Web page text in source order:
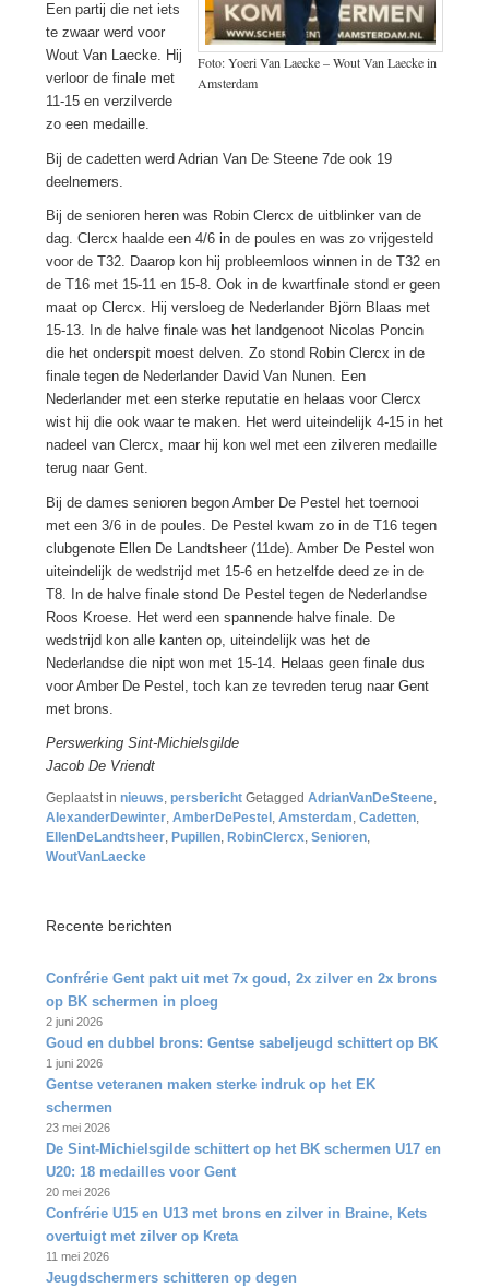
Foto: Yoeri Van Laecke – Wout Van Laecke in
Amsterdam
Een partij die net iets
te zwaar werd voor
Wout Van Laecke. Hij
verloor de finale met
11-15 en verzilverde
zo een medaille.
Bij de cadetten werd Adrian Van De Steene 7de ook 19
deelnemers.
Bij de senioren heren was Robin Clercx de uitblinker van de
dag. Clercx haalde een 4/6 in de poules en was zo vrijgesteld
voor de T32. Daarop kon hij probleemloos winnen in de T32 en
de T16 met 15-11 en 15-8. Ook in de kwartfinale stond er geen
maat op Clercx. Hij versloeg de Nederlander Björn Blaas met
15-13. In de halve finale was het landgenoot Nicolas Poncin
die het onderspit moest delven. Zo stond Robin Clercx in de
finale tegen de Nederlander David Van Nunen. Een
Nederlander met een sterke reputatie en helaas voor Clercx
wist hij die ook waar te maken. Het werd uiteindelijk 4-15 in het
nadeel van Clercx, maar hij kon wel met een zilveren medaille
terug naar Gent.
Bij de dames senioren begon Amber De Pestel het toernooi
met een 3/6 in de poules. De Pestel kwam zo in de T16 tegen
clubgenote Ellen De Landtsheer (11de). Amber De Pestel won
uiteindelijk de wedstrijd met 15-6 en hetzelfde deed ze in de
T8. In de halve finale stond De Pestel tegen de Nederlandse
Roos Kroese. Het werd een spannende halve finale. De
wedstrijd kon alle kanten op, uiteindelijk was het de
Nederlandse die nipt won met 15-14. Helaas geen finale dus
voor Amber De Pestel, toch kan ze tevreden terug naar Gent
met brons.
Perswerking Sint-Michielsgilde
Jacob De Vriendt
Geplaatst in nieuws, persbericht Getagged AdrianVanDeSteene,
AlexanderDewinter, AmberDePestel , Amsterdam, Cadetten,
EllenDeLandtsheer, Pupillen, RobinClercx, Senioren,
WoutVanLaecke
Recente berichten
Confrérie Gent pakt uit met 7x goud, 2x zilver en 2x brons
op BK schermen in ploeg
2 juni 2026
Goud en dubbel brons: Gentse sabeljeugd schittert op BK
1 juni 2026
Gentse veteranen maken sterke indruk op het EK
schermen
23 mei 2026
De Sint‑Michielsgilde schittert op het BK schermen U17 en
U20: 18 medailles voor Gent
20 mei 2026
Confrérie U15 en U13 met brons en zilver in Braine, Kets
overtuigt met zilver op Kreta
11 mei 2026
Jeugdschermers schitteren op degen